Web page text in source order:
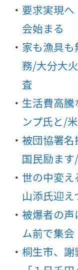
要求実現
会始まる
家も漁具
務/大分大
査
生活費高
ンプ氏と/
被団協署
国民励ま
世の中変
山添氏迎え
被爆者の
ム前で集会
桐生市、